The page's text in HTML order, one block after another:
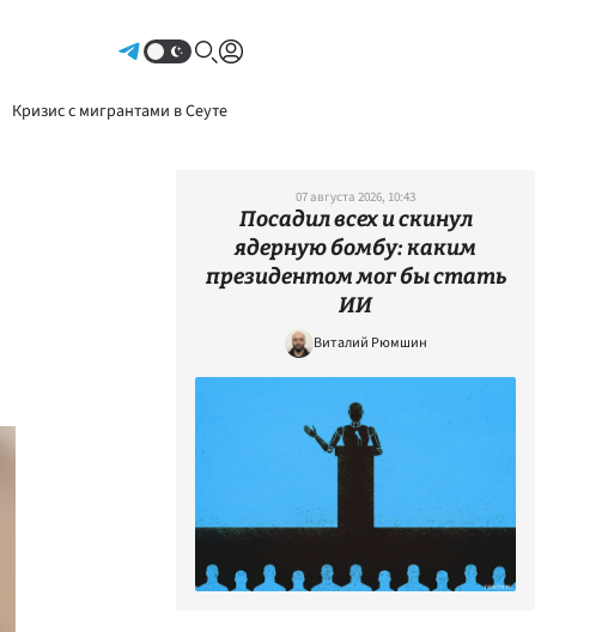
Кризис с мигрантами в Сеуте
07 августа 2026, 10:43
Посадил всех и скинул
ядерную бомбу: каким
президентом мог бы стать
ИИ
Виталий Рюмшин